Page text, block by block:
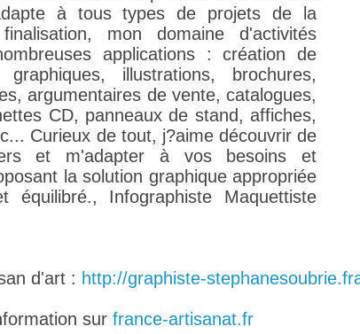
à tous types de projets de la
mon domaine d'activités
applications : création de
illustrations, brochures,
argumentaires de vente, catalogues,
CD, panneaux de stand, affiches,
Curieux de tout, j?aime découvrir de
et m'adapter à vos besoins et
la solution graphique appropriée
équilibré., Infographiste Maquettiste
d'art : http://graphiste-
sur france-artisanat.fr